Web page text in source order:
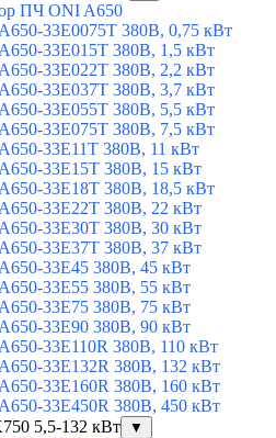
ПЧ ONI A650
33E0075T 380В, 0,75 кВт
33E015T 380В, 1,5 кВт
33E022T 380В, 2,2 кВт
33E037T 380В, 3,7 кВт
33E055T 380В, 5,5 кВт
33E075T 380В, 7,5 кВт
33E11T 380В, 11 кВт
33E15T 380В, 15 кВт
33E18T 380В, 18,5 кВт
33E22T 380В, 22 кВт
33E30T 380В, 30 кВт
33E37T 380В, 37 кВт
33E45 380В, 45 кВт
33E55 380В, 55 кВт
33E75 380В, 75 кВт
33E90 380В, 90 кВт
33E110R 380В, 110 кВт
33E132R 380В, 132 кВт
33E160R 380В, 160 кВт
33E450R 380В, 450 кВт
5,5-132 кВт
▼